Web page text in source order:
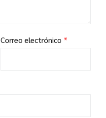
Correo electrónico *